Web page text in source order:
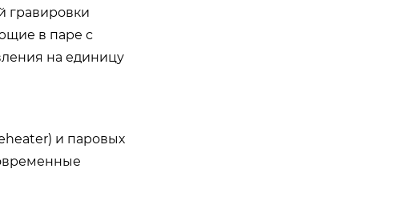
гравировки
в паре с
на единицу
и паровых